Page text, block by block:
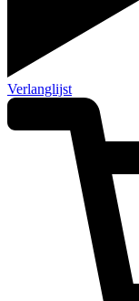
Verlanglijst